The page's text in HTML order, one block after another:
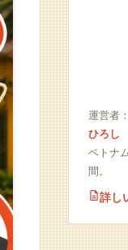
運営者：
ひろし
ベトナ
間。
詳し